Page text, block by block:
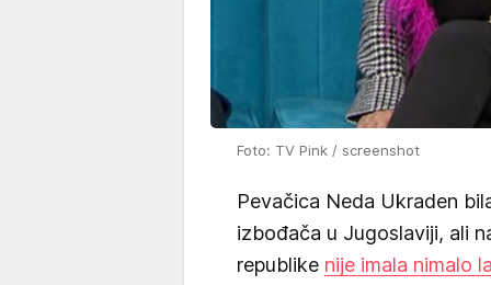
Foto: TV Pink / screenshot
Pevačica Neda Ukraden
izbođača u Jugoslaviji, ali
republike nije imala nimalo